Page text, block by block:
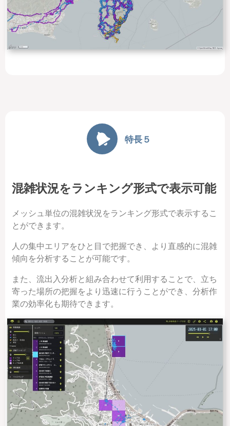
特長５
混雑状況をランキング形式で表示可能
メッシュ単位の混雑状況をランキング形式で表示するこ
とができます。
人の集中エリアをひと目で把握でき、より直感的に混雑
傾向を分析することが可能です。
また、流出入分析と組み合わせて利用することで、立ち
寄った場所の把握をより迅速に行うことができ、分析作
業の効率化も期待できます。